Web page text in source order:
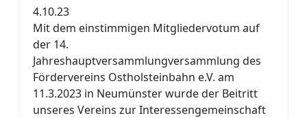
4.10.23
Mit dem einstimmigen Mitgliedervotum auf
der 14.
Jahreshauptversammlungversammlung des
Fördervereins Ostholsteinbahn e.V. am
11.3.2023 in Neumünster wurde der Beitritt
unseres Vereins zur Interessengemeinschaft